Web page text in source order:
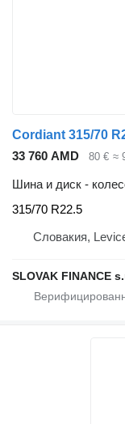
Cordiant 315/70
33 760 AMD
80 € ≈
Шина и диск -
315/70 R22.5
Словакия,
SLOVAK FINANCE